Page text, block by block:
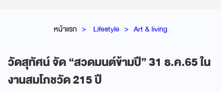
หน้าแรก Lifestyle Art & living
วัดสุทัศน์ จัด “สวดมนต์ข้ามปี” 31 ธ.ค.65 ใน
งานสมโภชวัด 215 ปี